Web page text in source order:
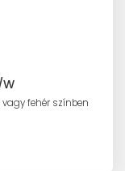
vagy fehér színben